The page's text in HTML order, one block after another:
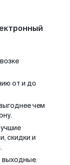
от и до
чем
скидки и
выходные.